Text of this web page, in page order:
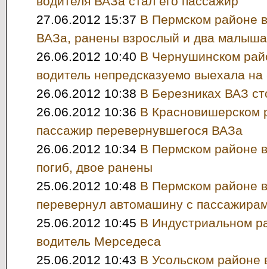
27.06.2012 15:37 В Пермском районе
ВАЗа, ранены взрослый и два малыша
26.06.2012 10:40 В Чернушинском
водитель непредсказуемо выехала на
26.06.2012 10:38 В Березниках ВАЗ
26.06.2012 10:36 В Красновишерском
пассажир перевернувшегося ВАЗа
26.06.2012 10:34 В Пермском районе
погиб, двое ранены
25.06.2012 10:48 В Пермском районе
перевернул автомашину с
25.06.2012 10:45 В Индустриальном
водитель Мерседеса
25.06.2012 10:43 В Усольском районе